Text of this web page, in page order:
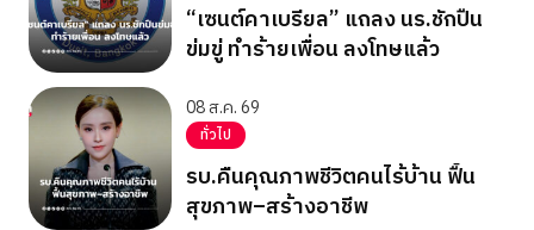
“เซนต์คาเบรียล” แถลง นร.ชักปืน
ข่มขู่ ทำร้ายเพื่อน ลงโทษแล้ว
08 ส.ค. 69
ทั่วไป
รบ.คืนคุณภาพชีวิตคนไร้บ้าน ฟื้น
สุขภาพ–สร้างอาชีพ